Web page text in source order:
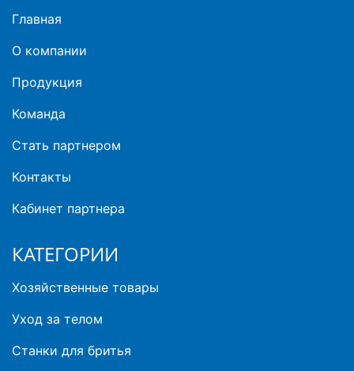
Главная
О компании
Продукция
Команда
Стать партнером
Контакты
Кабинет партнера
КАТЕГОРИИ
Хозяйственные товары
Уход за телом
Станки для бритья